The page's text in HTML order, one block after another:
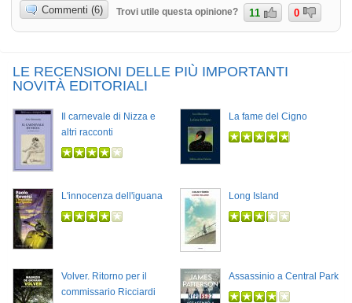
Commenti (6) Trovi utile questa opinione? 11 0
LE RECENSIONI DELLE PIÙ IMPORTANTI
NOVITÀ EDITORIALI
Il carnevale di Nizza e
altri racconti
La fame del Cigno
L'innocenza dell'iguana Long Island
Volver. Ritorno per il
commissario Ricciardi
Assassinio a Central Park